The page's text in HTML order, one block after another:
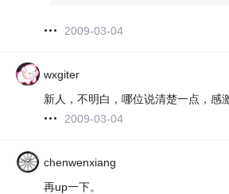
2009-03-04
wxgiter
新人，不明白，哪位说清楚一点，感
2009-03-04
chenwenxiang
再up一下。